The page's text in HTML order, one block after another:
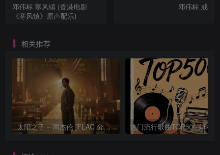
邓伟标 寒风镇 (香港电影
《寒风镇》原声配乐)
邓伟标 戒
相关推荐
太阳之子 – 周杰伦 [FLAC 分轨 192Khz 24bit]